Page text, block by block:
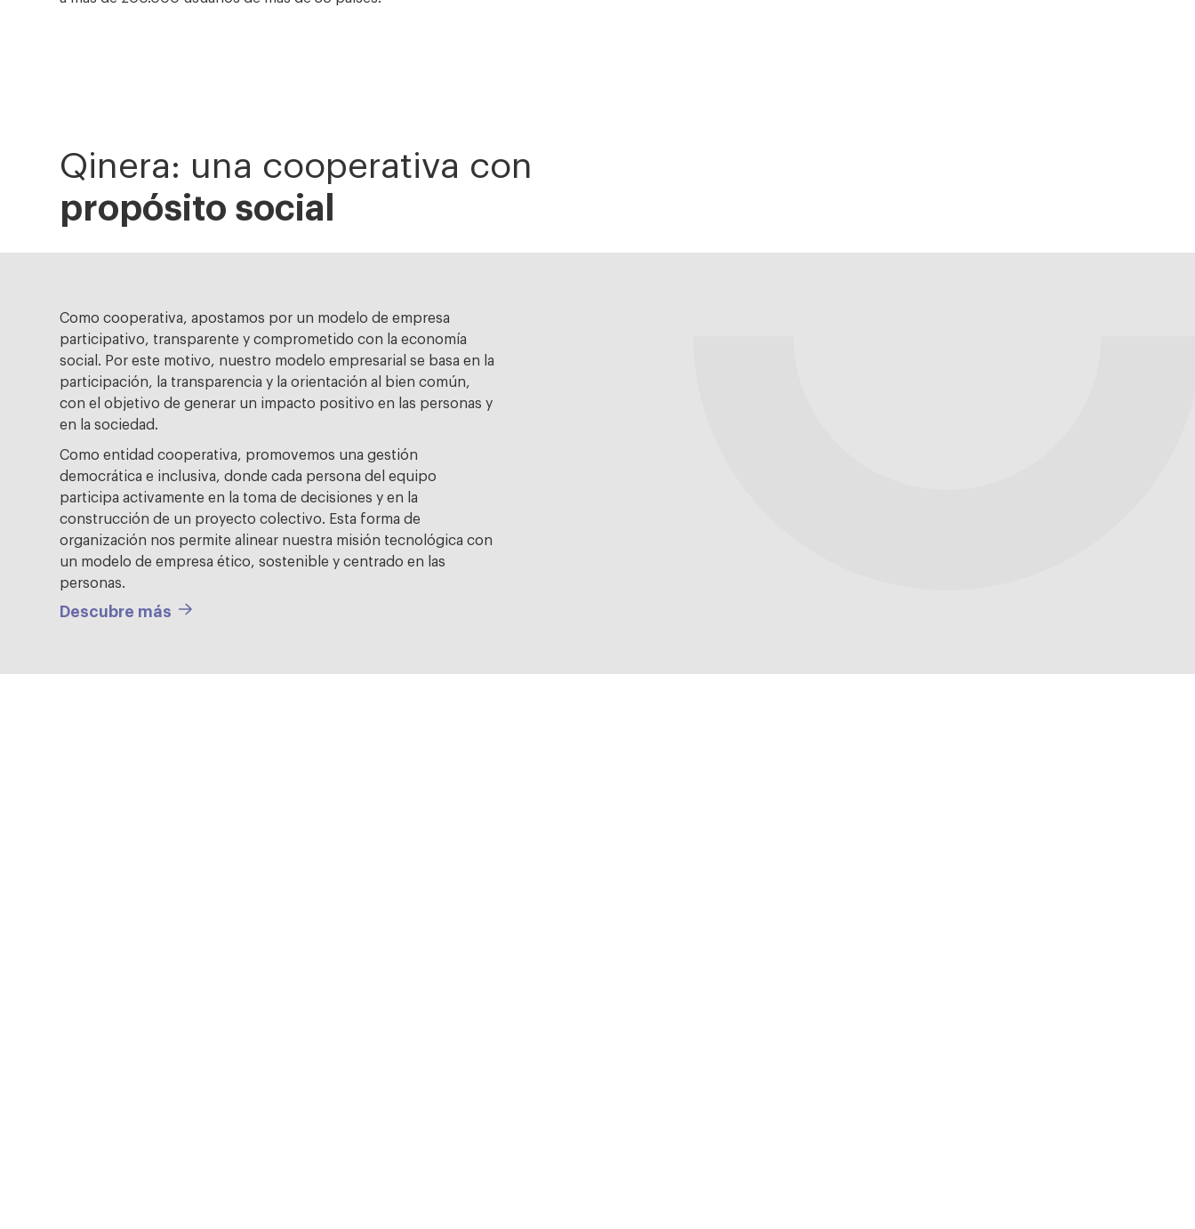
Qinera: una cooperativa con
propósito social
Como cooperativa, apostamos por un modelo de empresa
participativo, transparente y comprometido con la economía
social. Por este motivo, nuestro modelo empresarial se basa en la
participación, la transparencia y la orientación al bien común,
con el objetivo de generar un impacto positivo en las personas y
en la sociedad.
Como entidad cooperativa, promovemos una gestión
democrática e inclusiva, donde cada persona del equipo
participa activamente en la toma de decisiones y en la
construcción de un proyecto colectivo. Esta forma de
organización nos permite alinear nuestra misión tecnológica con
un modelo de empresa ético, sostenible y centrado en las
personas.
Descubre más